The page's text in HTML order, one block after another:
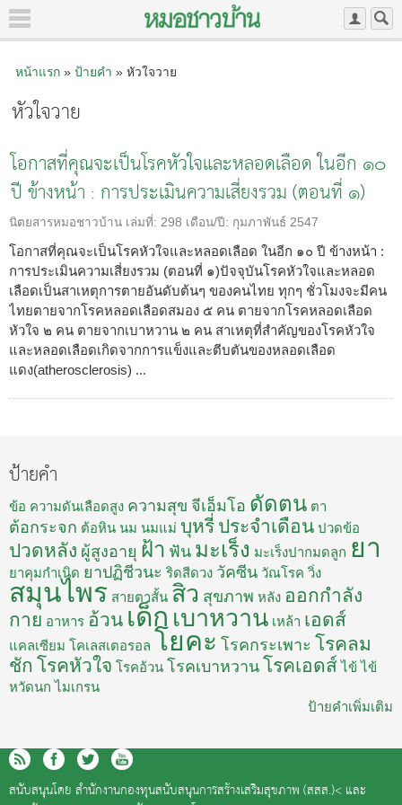
หน้าแรก» ป้ายคำ » หัวใจวาย
หัวใจวาย
โอกาสที่คุณจะเป็นโรคหัวใจและหลอดเลือด ในอีก ๑๐
ปี ข้างหน้า : การประเมินความเสี่ยงรวม (ตอนที่ ๑)
นิตยสารหมอชาวบ้าน เล่มที่: 298 เดือน/ปี: กุมภาพันธ์ 2547
โอกาสที่คุณจะเป็นโรคหัวใจและหลอดเลือด ในอีก ๑๐ ปี ข้างหน้า :
การประเมินความเสี่ยงรวม (ตอนที่ ๑)ปัจจุบันโรคหัวใจและหลอด
เลือดเป็นสาเหตุการตายอันดับต้นๆ ของคนไทย ทุกๆ ชั่วโมงจะมีคน
ไทยตายจากโรคหลอดเลือดสมอง ๕ คน ตายจากโรคหลอดเลือด
หัวใจ ๒ คน ตายจากเบาหวาน ๒ คน สาเหตุที่สำคัญของโรคหัวใจ
และหลอดเลือดเกิดจากการแข็งและตีบตันของหลอดเลือด
แดง(atherosclerosis) ...
ป้ายคำ
ข้อ ความดันเลือดสูง ความสุข จีเอ็มโอ ดัดตน ตา
ต้อกระจก ต้อหิน นม นมแม่ บุหรี่ ประจำเดือน ปวดข้อ
ปวดหลัง ผู้สูงอายุ ฝ้า ฟัน มะเร็ง มะเร็งปากมดลูก ยา
ยาคุมกำเนิด ยาปฏิชีวนะ ริดสีดวง วัคซีน วัณโรค วิ่ง
สมุนไพร สายตาสั้น สิว สุขภาพ หลัง ออกกำลัง
กาย อาหาร อ้วน เด็ก เบาหวาน เหล้า เอดส์
แคลเซียม โคเลสเตอรอล โยคะ โรคกระเพาะ โรคลม
ชัก โรคหัวใจ โรคอ้วน โรคเบาหวาน โรคเอดส์ ไข้ ไข้
หวัดนก ไมเกรน
ป้ายคำเพิ่มเติม
สนับสนุนโดย สำนักงานกองทุนสนับสนุนการสร้างเสริมสุขภาพ (สสส.)< และ